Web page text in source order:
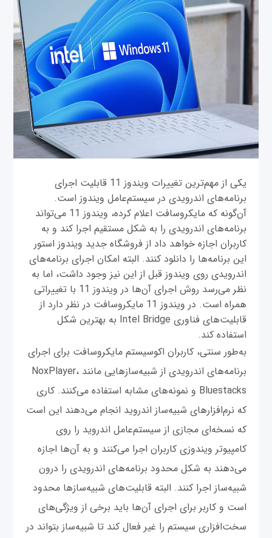
یکی از مهم‌ترین تغییرات ویندوز 11 قابلیت اجرای
برنامه‌های اندرویدی در سیستم‌عامل ویندوز است.
آن‌گونه که مایکروسافت اعلام کرده، ویندوز 11 می‌تواند
برنامه‌های اندرویدی را به شکل مستقیم اجرا کند و به
کاربران اجازه خواهد داد از فروشگاه جدید ویندوز استور
این برنامه‌ها را دانلود کنند. البته امکان اجرای برنامه‌های
اندرویدی روی ویندوز قبل از این نیز وجود داشت، اما به
نظر می‌رسد روش اجرای آن‌ها در ویندوز 11 با تغییراتی
همراه است. در ویندوز 11 مایکروسافت در نظر دارد از
قابلیت‌های فناوری Intel Bridge به بهترین شکل
استفاده کند.
به‌طور سنتی، کاربران اکوسیستم مایکروسافت برای اجرای
برنامه‌های اندرویدی از شبیه‌سازهایی مانند NoxPlayer،
Bluestacks و نمونه‌های مشابه استفاده می‌کنند. کاری
که نرم‌افزارهای شبیه‌ساز اندروید انجام می‌دهند این است
که نسخه‌ای مجازی از سیستم‌عامل اندروید را روی
کامپیوتر ویندوزی کاربران اجرا می‌کنند و به آن‌ها اجازه
می‌دهند به شکل محدود برنامه‌های اندرویدی را درون
شبیه‌ساز اجرا کنند. البته قابلیت‌های شبیه‌سازها محدود
است و کاربر برای اجرای آن‌ها باید برخی از ویژگی‌های
سخت‌افزاری سیستم را غیر فعال کند تا شبیه‌ساز بتواند در